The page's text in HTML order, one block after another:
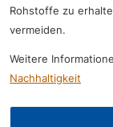
Rohstoffe zu
vermeiden.
Weitere
Nachhaltigkeit